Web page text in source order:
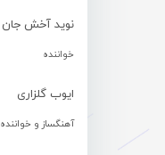
نوید آخش جان
خواننده
ایوب گلزاری
آهنگساز و خواننده